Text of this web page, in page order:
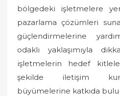
bölgedeki işletmelere
pazarlama çözümleri
güçlendirmelerine
odaklı yaklaşımıyla
işletmelerin hedef
şekilde iletişim
büyümelerine katkıda